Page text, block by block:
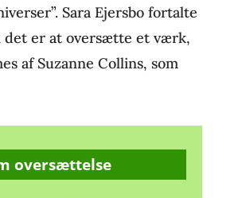
Sara Ejersbo fortalte
det er at oversætte et værk,
af Suzanne Collins, som
oversættelse